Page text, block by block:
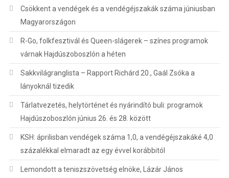
Csökkent a vendégek és a vendégéjszakák száma júniusban
Magyarországon
R-Go, folkfesztivál és Queen-slágerek – színes programok
várnak Hajdúszoboszlón a héten
Sakkvilágranglista – Rapport Richárd 20., Gaál Zsóka a
lányoknál tizedik
Tárlatvezetés, helytörténet és nyárindító buli: programok
Hajdúszoboszlón június 26. és 28. között
KSH: áprilisban vendégek száma 1,0, a vendégéjszakáké 4,0
százalékkal elmaradt az egy évvel korábbitól
Lemondott a teniszszövetség elnöke, Lázár János